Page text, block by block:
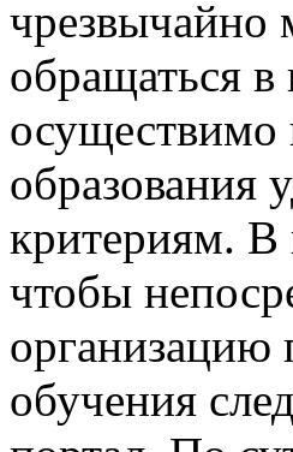
чрезвычайно
обращаться
осуществимо
образования
критериям. В
чтобы
организацию
обучения